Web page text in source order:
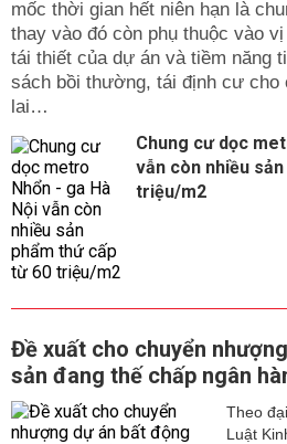
mốc thời gian hết niên hạn là
thay vào đó còn phụ thuộc vào
tái thiết của dự án và tiềm năng
sách bồi thường, tái định cư cho
lai…
Chung cư dọc
vẫn còn nhiều
triệu/m2
Đề xuất cho chuyển
sản đang thế chấp ngân
Theo
Luật